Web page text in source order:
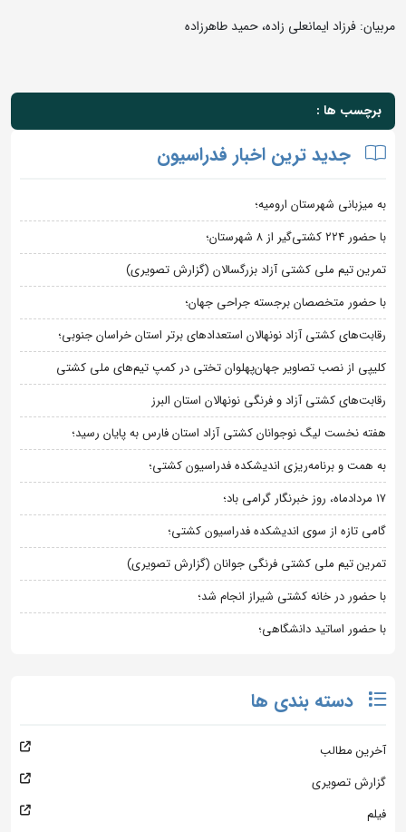
مربیان: فرزاد ایمانعلی زاده، حمید طاهرزاده
برچسب ها :
جدید ترین اخبار فدراسیون
به میزبانی شهرستان ارومیه؛
با حضور ۲۲۴ کشتی‌گیر از ۸ شهرستان؛
تمرین تیم ملی کشتی آزاد بزرگسالان (گزارش تصویری)
با حضور متخصصان برجسته جراحی جهان؛
رقابت‌های کشتی آزاد نونهالان استعدادهای برتر استان خراسان جنوبی؛
کلیپی از نصب تصاویر جهان‌پهلوان تختی در کمپ تیم‌های ملی کشتی
رقابت‌های کشتی آزاد و فرنگی نونهالان استان البرز
هفته نخست لیگ نوجوانان کشتی آزاد استان فارس به پایان رسید؛
به همت و برنامه‌ریزی اندیشکده فدراسیون کشتی؛
۱۷ مردادماه، روز خبرنگار گرامی باد؛
گامی تازه از سوی اندیشکده فدراسیون کشتی؛
تمرین تیم ملی کشتی فرنگی جوانان (گزارش تصویری)
با حضور در خانه کشتی شیراز انجام شد؛
با حضور اساتید دانشگاهی؛
دسته بندی ها
آخرین مطالب
گزارش تصویری
فیلم